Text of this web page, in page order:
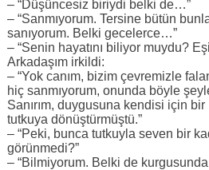
– “Düşüncesiz biriydi belki de…”
– “Sanmıyorum. Tersine bütün
sanıyorum. Belki gecelerce…”
– “Senin hayatını biliyor muydu?
Arkadaşım irkildi:
– “Yok canım, bizim çevremizle
hiç sanmıyorum, onunda böyle
Sanırım, duygusuna kendisi için bir
tutkuya dönüştürmüştü.”
– “Peki, bunca tutkuyla seven bir
görünmedi?”
– “Bilmiyorum. Belki de kurgusunda